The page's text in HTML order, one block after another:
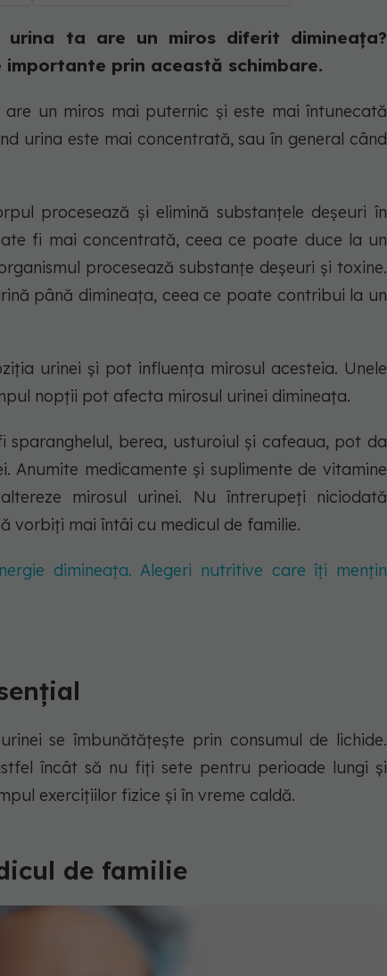
ta are un miros diferit dimineața?
prin această schimbare.
un miros mai puternic și este mai întunecată
urina este mai concentrată, sau în general când
procesează și elimină substanțele deșeuri în
fi mai concentrată, ceea ce poate duce la un
procesează substanțe deșeuri și toxine.
până dimineața, ceea ce poate contribui la un
urinei și pot influența mirosul acesteia. Unele
nopții pot afecta mirosul urinei dimineața.
berea, usturoiul și cafeaua, pot da
Anumite medicamente și suplimente de vitamine
mirosul urinei. Nu întrerupeți niciodată
vorbiți mai întâi cu medicul de familie.
dimineața. Alegeri nutritive care îți mențin
se îmbunătățește prin consumul de lichide.
încât să nu fiți sete pentru perioade lungi și
exercițiilor fizice și în vreme caldă.
de familie